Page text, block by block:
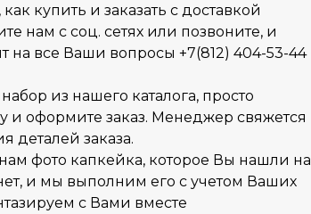
купить и заказать с доставкой
нам с соц. сетях или позвоните, и
на все Ваши вопросы +7(812) 404-53-44
из нашего каталога, просто
и оформите заказ. Менеджер свяжется
деталей заказа.
фото капкейка, которое Вы нашли на
и мы выполним его с учетом Ваших
с Вами вместе